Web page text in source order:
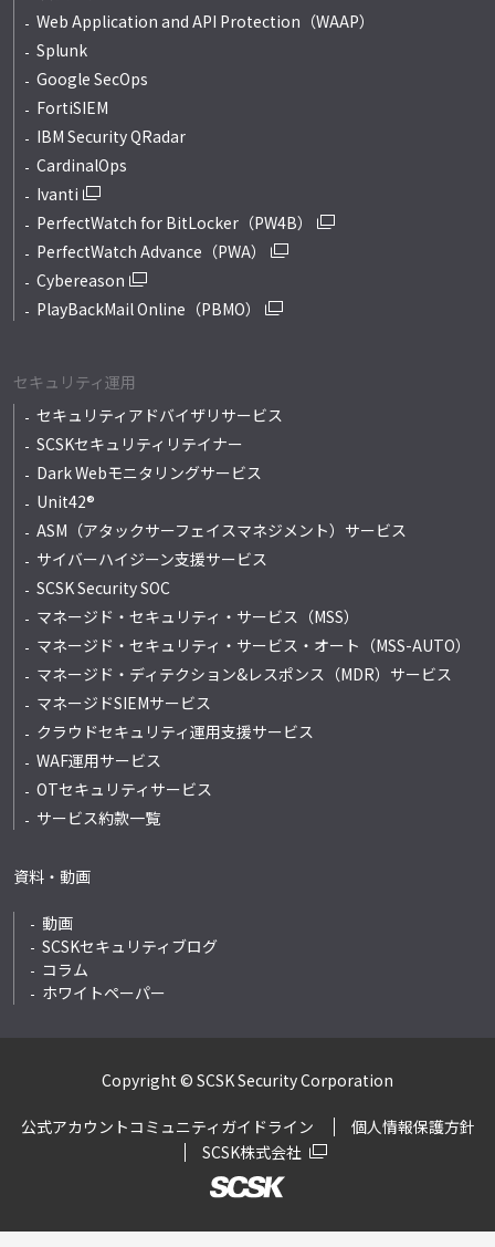
Web Application and API Protection（WAAP）
Splunk
Google SecOps
FortiSIEM
IBM Security QRadar
CardinalOps
Ivanti
PerfectWatch for BitLocker（PW4B）
PerfectWatch Advance（PWA）
Cybereason
PlayBackMail Online（PBMO）
セキュリティ運用
セキュリティアドバイザリサービス
SCSKセキュリティリテイナー
Dark Webモニタリングサービス
Unit42®
ASM（アタックサーフェイスマネジメント）サービス
サイバーハイジーン支援サービス
SCSK Security SOC
マネージド・セキュリティ・サービス（MSS）
マネージド・セキュリティ・サービス・オート （MSS-AUTO）
マネージド・ディテクション&レスポンス （MDR）サービス
マネージドSIEMサービス
クラウドセキュリティ運用支援サービス
WAF運用サービス
OTセキュリティサービス
サービス約款一覧
資料・動画
動画
SCSKセキュリティブログ
コラム
ホワイトペーパー
Copyright © SCSK Security Corporation
公式アカウントコミュニティガイドライン
個人情報保護方針
SCSK株式会社